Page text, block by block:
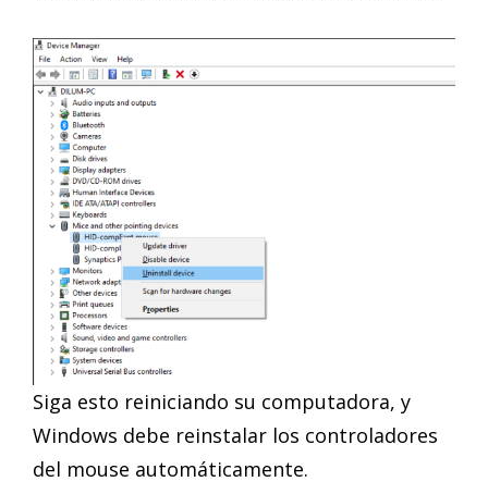
Siga esto reiniciando su computadora, y
Windows debe reinstalar los controladores
del mouse automáticamente.